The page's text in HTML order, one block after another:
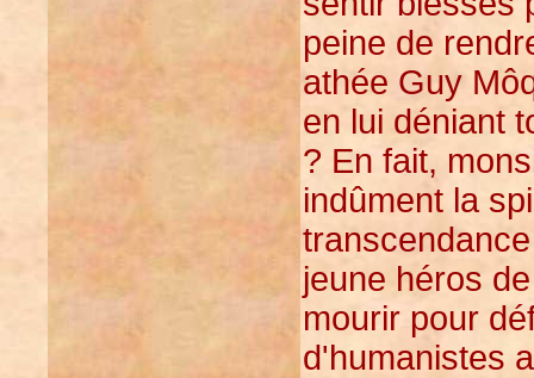
peine de
athée Guy
en lui déniant
? En fait,
indûment la
jeune héros
mourir pour
d'humanistes